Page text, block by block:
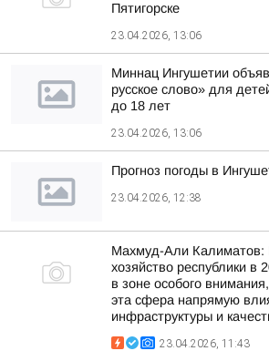
Пятигорске
23.04.2026, 13:06
Миннац Ингушетии
русское слово» для
до 18 лет
23.04.2026, 13:06
Прогноз погоды в
23.04.2026, 12:38
Махмуд-Али Калиматов:
хозяйство республики в
в зоне особого
эта сфера напрямую
инфраструктуры и
23.04.2026, 11:43